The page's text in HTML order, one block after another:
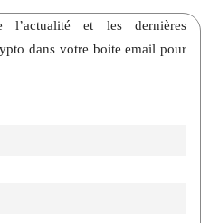
l’actualité et les dernières
dans votre boite email pour